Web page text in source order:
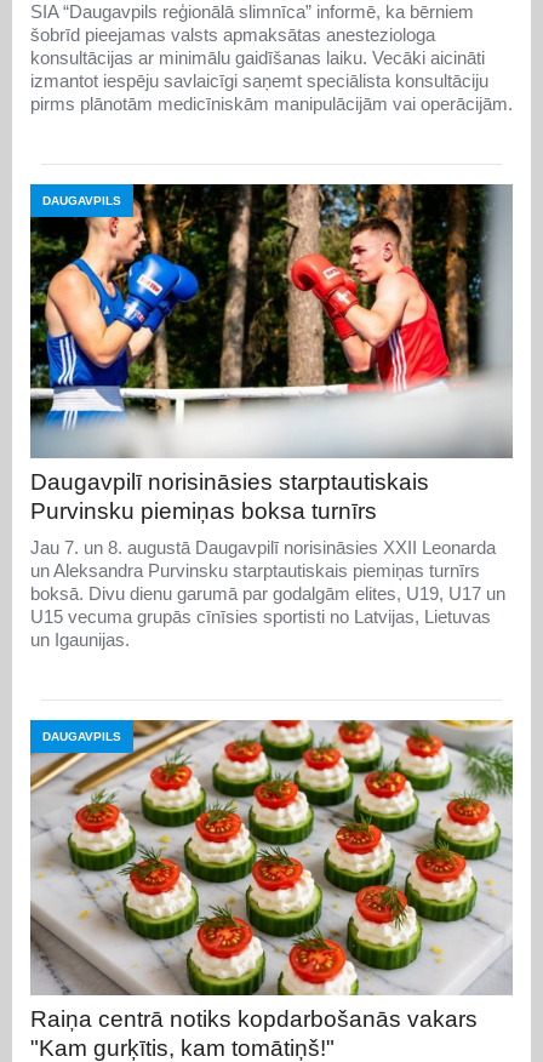
SIA “Daugavpils reģionālā slimnīca” informē, ka bērniem
šobrīd pieejamas valsts apmaksātas anesteziologa
konsultācijas ar minimālu gaidīšanas laiku. Vecāki aicināti
izmantot iespēju savlaicīgi saņemt speciālista konsultāciju
pirms plānotām medicīniskām manipulācijām vai operācijām.
DAUGAVPILS
Daugavpilī norisināsies starptautiskais
Purvinsku piemiņas boksa turnīrs
Jau 7. un 8. augustā Daugavpilī norisināsies XXII Leonarda
un Aleksandra Purvinsku starptautiskais piemiņas turnīrs
boksā. Divu dienu garumā par godalgām elites, U19, U17 un
U15 vecuma grupās cīnīsies sportisti no Latvijas, Lietuvas
un Igaunijas.
DAUGAVPILS
Raiņa centrā notiks kopdarbošanās vakars
"Kam gurķītis, kam tomātiņš!"